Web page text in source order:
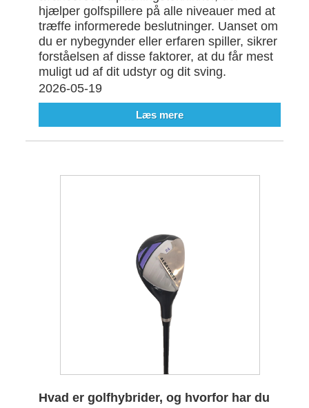
hjælper golfspillere på alle niveauer med at
træffe informerede beslutninger. Uanset om
du er nybegynder eller erfaren spiller, sikrer
forståelsen af ​​disse faktorer, at du får mest
muligt ud af dit udstyr og dit sving.
2026-05-19
Læs mere
Hvad er golfhybrider, og hvorfor har du